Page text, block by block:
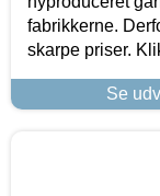
fabrikkerne.
skarpe priser.
Se